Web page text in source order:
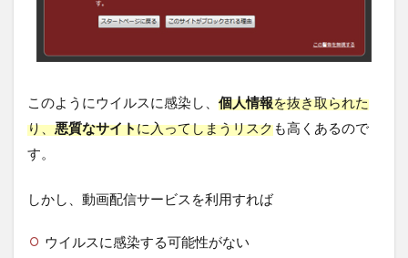
このようにウイルスに感染し、 個人情報を抜き取られた
り、悪質なサイトに入ってしまうリスクも高くあるので
す。
しかし、動画配信サービスを利用すれば
ウイルスに感染する可能性がない